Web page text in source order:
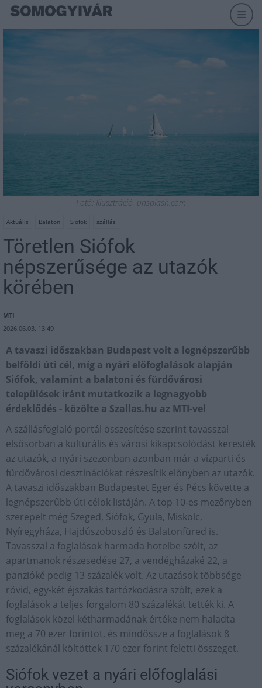
Fotó: Illusztráció, unsplash.com
Aktuális Balaton Siófok szállás
Töretlen Siófok
népszerűsége az utazók
körében
MTI
2026.06.03. 13:49
A tavaszi időszakban Budapest volt a legnépszerűbb
belföldi úti cél, míg a nyári előfoglalások alapján
Siófok, valamint a balatoni és fürdővárosi
települések iránt mutatkozik a legnagyobb
érdeklődés - közölte a Szallas.hu az MTI-vel
A szállásfoglaló portál összesítése szerint tavasszal
elsősorban a kulturális és városi kikapcsolódást keresték
az utazók, a nyári szezonban azonban már a vízparti és
fürdővárosi desztinációkat részesítik előnyben az utazók.
A tavaszi időszakban Budapestet Eger és Pécs követte a
legnépszerűbb úti célok listáján. A top 10-es mezőnyben
szerepelt még Szeged, Siófok, Gyula, Miskolc,
Nyíregyháza, Hajdúszoboszló és Balatonfüred is.
Tavasszal a foglalások harmada hotelbe szólt, az
apartmanok részesedése 27, a vendégházaké 22, a
panzióké pedig 13 százalék volt. Az utazások többsége
rövid, egy-két éjszakás tartózkodásra szólt, ezek a
foglalások a teljes forgalom 80 százalékát tették ki. A
foglalások közel kétharmadának értéke nem haladta
meg a 70 ezer forintot, és mindössze a foglalások 8
százalékánál költöttek 170 ezer forint feletti összeget.
Siófok vezet a nyári előfoglalási